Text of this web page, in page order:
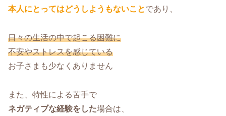
本人にとってはどうしようもないことであり、
日々の生活の中で起こる困難に
不安やストレスを感じている
お子さまも少なくありません
また、特性による苦手で
ネガティブな経験をした場合は、